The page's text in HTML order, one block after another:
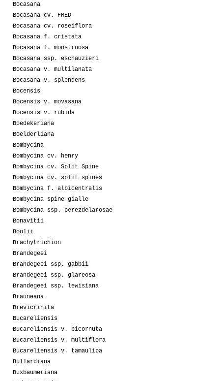
Bocasana
Bocasana cv. FRED
Bocasana cv. roseiflora
Bocasana f. cristata
Bocasana f. monstruosa
Bocasana ssp. eschauzieri
Bocasana v. multilanata
Bocasana v. splendens
Bocensis
Bocensis v. movasana
Bocensis v. rubida
Boedekeriana
Boelderliana
Bombycina
Bombycina cv. henry
Bombycina cv. Split Spine
Bombycina cv. split spines
Bombycina f. albicentralis
Bombycina spine gialle
Bombycina ssp. perezdelarosae
Bonavitii
Boolii
Brachytrichion
Brandegeei
Brandegeei ssp. gabbii
Brandegeei ssp. glareosa
Brandegeei ssp. lewisiana
Brauneana
Brevicrinita
Bucareliensis
Bucareliensis v. bicornuta
Bucareliensis v. multiflora
Bucareliensis v. tamaulipa
Bullardiana
Buxbaumeriana